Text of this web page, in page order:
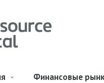
Финансовые